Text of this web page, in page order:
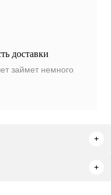
доставки
займет немного